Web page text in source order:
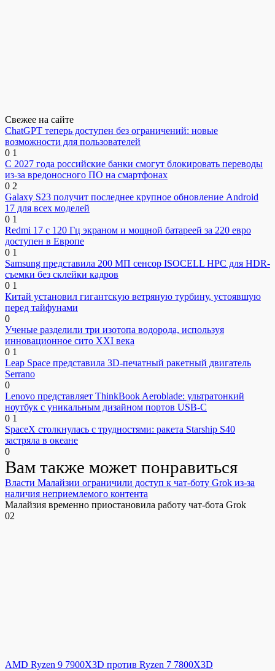
Свежее на сайте
ChatGPT теперь доступен без ограничений: новые
возможности для пользователей
0 1
С 2027 года российские банки смогут блокировать переводы
из-за вредоносного ПО на смартфонах
0 2
Galaxy S23 получит последнее крупное обновление Android
17 для всех моделей
0 1
Redmi 17 с 120 Гц экраном и мощной батареей за 220 евро
доступен в Европе
0 1
Samsung представила 200 МП сенсор ISOCELL HPC для HDR-
съемки без склейки кадров
0 1
Китай установил гигантскую ветряную турбину, устоявшую
перед тайфунами
0
Ученые разделили три изотопа водорода, используя
инновационное сито XXI века
0 1
Leap Space представила 3D-печатный ракетный двигатель
Serrano
0
Lenovo представляет ThinkBook Aeroblade: ультратонкий
ноутбук с уникальным дизайном портов USB-C
0 1
SpaceX столкнулась с трудностями: ракета Starship S40
застряла в океане
0
Вам также может понравиться
Власти Малайзии ограничили доступ к чат-боту Grok из-за
наличия неприемлемого контента
Малайзия временно приостановила работу чат-бота Grok
02
AMD Ryzen 9 7900X3D против Ryzen 7 7800X3D